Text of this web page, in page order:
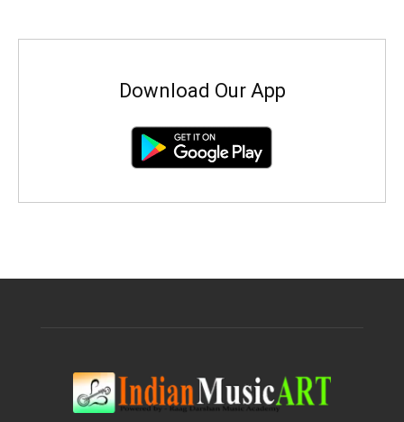
Download Our App